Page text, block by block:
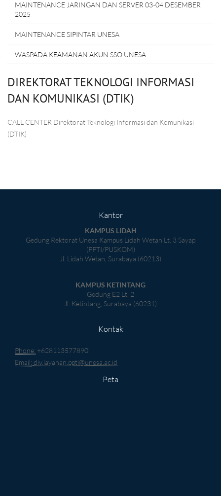
MAINTENANCE JARINGAN DAN SERVER 03-04 DESEMBER
2025
MAINTENANCE SIPINTAR UNESA
WASPADA KEAMANAN AKUN SSO UNESA
DIREKTORAT TEKNOLOGI INFORMASI
DAN KOMUNIKASI (DTIK)
CALL CENTER Direktorat Teknologi Informasi dan Komunikasi
(DTIK)
Kantor
KAMPUS LIDAH
Gedung Rektorat Unesa Kampus Lidah Wetan Lt. 3 Sayap
(PPTI/PUSKOM)
Jl. Lidah Wetan, Surabaya (60213)
KAMPUS KETINTANG
Gedung E2 Lt. 2
Jl. Ketintang, Surabaya (60231)
Kontak
Phone: +628113577890
Email: div.layanan.ppti@unesa.ac.id
Peta